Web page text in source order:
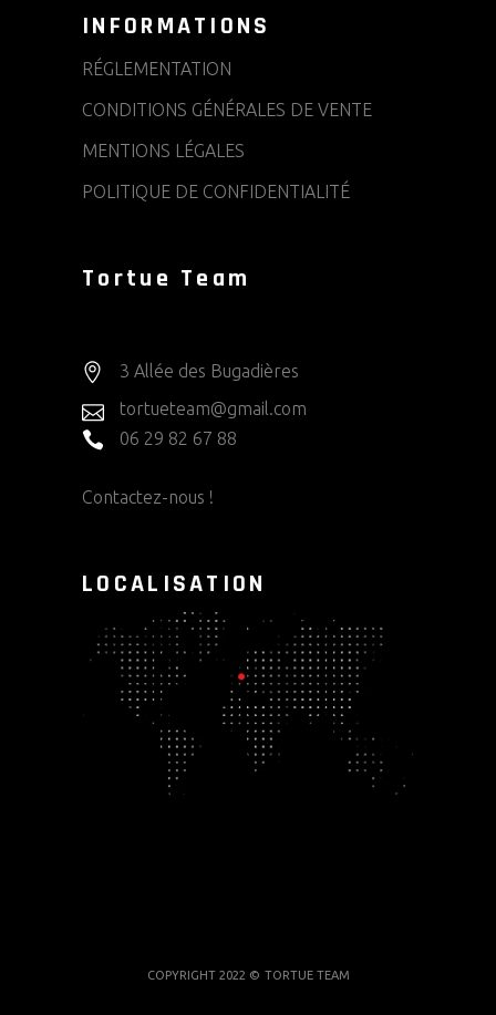
INFORMATIONS
RÉGLEMENTATION
CONDITIONS GÉNÉRALES DE VENTE
MENTIONS LÉGALES
POLITIQUE DE CONFIDENTIALITÉ
Tortue Team
3 Allée des Bugadières
tortueteam@gmail.com
06 29 82 67 88
Contactez-nous !
LOCALISATION
COPYRIGHT 2022 © TORTUE TEAM